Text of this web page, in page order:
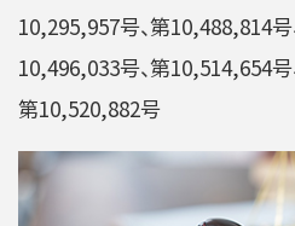
10,295,957号、第10,488,814号
10,496,033号、第10,514,654号
第10,520,882号